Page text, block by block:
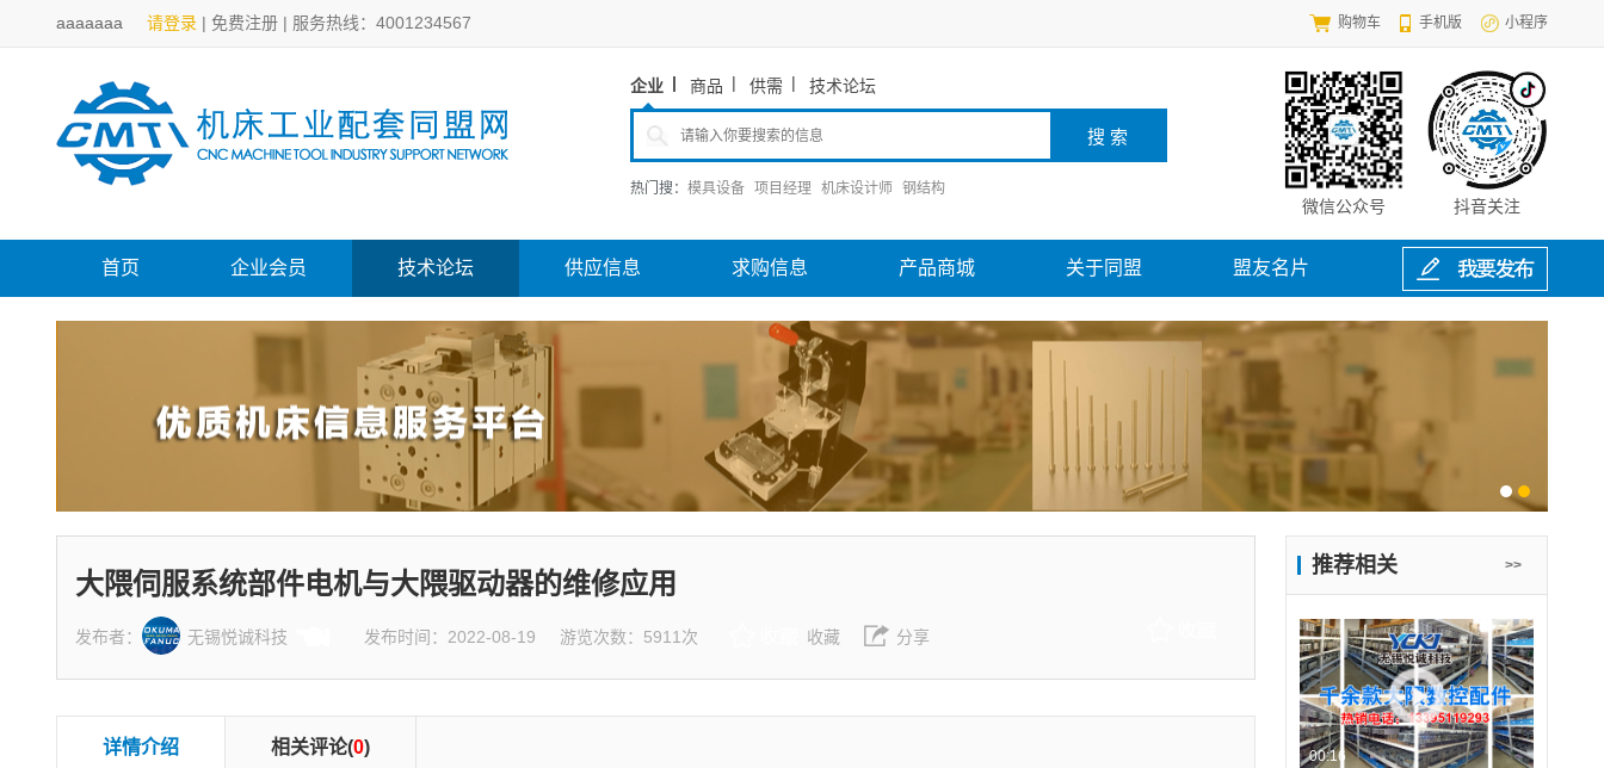
aaaaaaa 请登录 | 免费注册 | 服务热线：4001234567 购物车 手机版 小程序
企业 商品 供需 技术论坛
热门搜： 模具设备 项目经理 机床设计师 钢结构
抖音关注
微信公众号
首页 企业会员 技术论坛 供应信息 求购信息 产品商城 关于同盟 盟友名片
大隈伺服系统部件电机与大隈驱动器的维修应用
发布者： 无锡悦诚科技 发布时间：2022-08-19 游览次数：5911次 收藏 分享
详情介绍 相关评论(0)
推荐相关 >>
00:16